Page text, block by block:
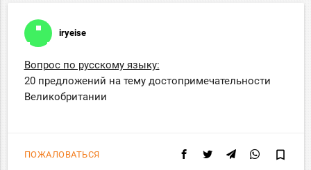
iryeise
Вопрос по русскому языку:
20 предложений на тему достопримечательности
Великобритании
ПОЖАЛОВАТЬСЯ bookmark_border